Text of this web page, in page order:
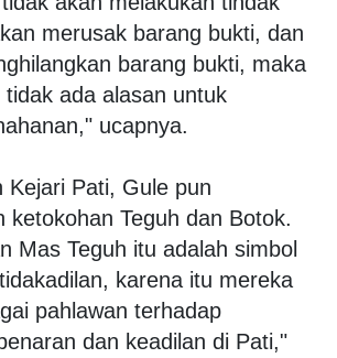
merusak barang bukti, dan
barang bukti, maka
ada alasan untuk
ucapnya.
Kejari Pati, Gule pun
ketokohan Teguh dan Botok.
Mas Teguh itu adalah simbol
karena itu mereka
pahlawan terhadap
dan keadilan di Pati,"